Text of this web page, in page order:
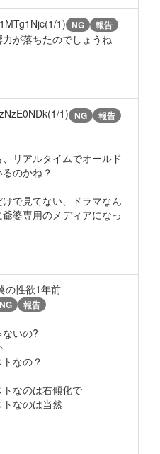
1) NG 報告
が落ちたのでしょうね
1) NG 報告
リアルタイムでオールド
のかね？
で見てない、ドラマなん
婆専用のメディアになっ
の性欲1年前
NG 報告
いの?
なの？
なのは右傾化で
なのは当然